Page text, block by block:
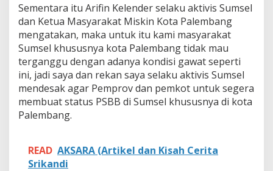
a
W
i
l
y
a
h
S
a
Sementara itu Arifin Kelender selaku aktivis Sumsel
dan Ketua Masyarakat Miskin Kota Palembang
mengatakan, maka untuk itu kami masyarakat
Sumsel khususnya kota Palembang tidak mau
terganggu dengan adanya kondisi gawat seperti
ini, jadi saya dan rekan saya selaku aktivis Sumsel
mendesak agar Pemprov dan pemkot untuk segera
membuat status PSBB di Sumsel khususnya di kota
Palembang.
READ AKSARA (Artikel dan Kisah Cerita
Srikandi